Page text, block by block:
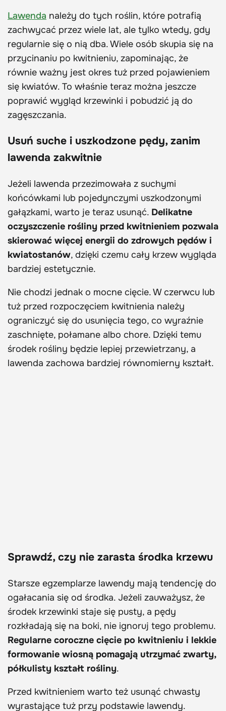
Lawenda należy do tych roślin, które potrafią
zachwycać przez wiele lat, ale tylko wtedy, gdy
regularnie się o nią dba. Wiele osób skupia się na
przycinaniu po kwitnieniu, zapominając, że
równie ważny jest okres tuż przed pojawieniem
się kwiatów. To właśnie teraz można jeszcze
poprawić wygląd krzewinki i pobudzić ją do
zagęszczania.
Usuń suche i uszkodzone pędy, zanim
lawenda zakwitnie
Jeżeli lawenda przezimowała z suchymi
końcówkami lub pojedynczymi uszkodzonymi
gałązkami, warto je teraz usunąć. Delikatne
oczyszczenie rośliny przed kwitnieniem pozwala
skierować więcej energii do zdrowych pędów i
kwiatostanów, dzięki czemu cały krzew wygląda
bardziej estetycznie.
Nie chodzi jednak o mocne cięcie. W czerwcu lub
tuż przed rozpoczęciem kwitnienia należy
ograniczyć się do usunięcia tego, co wyraźnie
zaschnięte, połamane albo chore. Dzięki temu
środek rośliny będzie lepiej przewietrzany, a
lawenda zachowa bardziej równomierny kształt.
Sprawdź, czy nie zarasta środka krzewu
Starsze egzemplarze lawendy mają tendencję do
ogałacania się od środka. Jeżeli zauważysz, że
środek krzewinki staje się pusty, a pędy
rozkładają się na boki, nie ignoruj tego problemu.
Regularne coroczne cięcie po kwitnieniu i lekkie
formowanie wiosną pomagają utrzymać zwarty,
półkulisty kształt rośliny.
Przed kwitnieniem warto też usunąć chwasty
wyrastające tuż przy podstawie lawendy.